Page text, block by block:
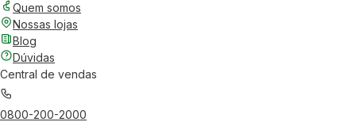
Quem somos
Nossas lojas
Blog
Dúvidas
Central de vendas
0800-200-2000